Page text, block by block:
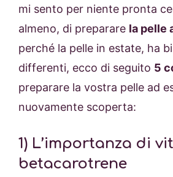
mi sento per niente pronta
almeno, di preparare la pelle
perché la pelle in estate, ha
differenti, ecco di seguito 5
preparare la vostra pelle ad
nuovamente scoperta:
1) L’importanza di
betacarotrene